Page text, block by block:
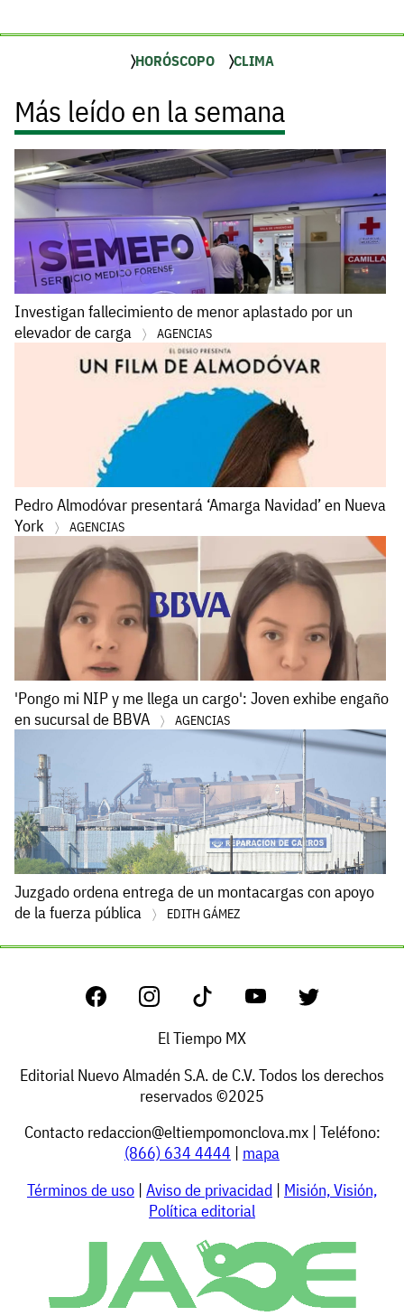
HORÓSCOPO CLIMA
Más leído en la semana
Investigan fallecimiento de menor aplastado por un
elevador de carga
AGENCIAS
Pedro Almodóvar presentará ‘Amarga Navidad’ en Nueva
York
AGENCIAS
'Pongo mi NIP y me llega un cargo': Joven exhibe engaño
en sucursal de BBVA
AGENCIAS
Juzgado ordena entrega de un montacargas con apoyo
de la fuerza pública
EDITH GÁMEZ
El Tiempo MX
Editorial Nuevo Almadén S.A. de C.V. Todos los derechos
reservados ©2025
Contacto redaccion@eltiempomonclova.mx| Teléfono:
(866) 634 4444 | mapa
Términos de uso | Aviso de privacidad | Misión, Visión,
Política editorial